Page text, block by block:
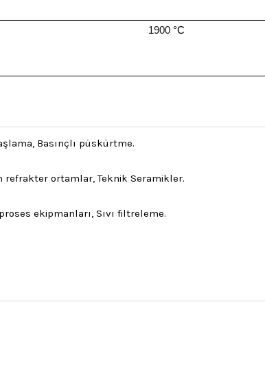
1900 °C
Basınçlı püskürtme.
ortamlar, Teknik Seramikler.
ekipmanları, Sıvı filtreleme.